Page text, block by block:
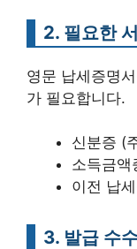
2. 필요한
영문 납세증명
가 필요합니다.
신분증 (
소득금액
이전 납
3. 발급 수